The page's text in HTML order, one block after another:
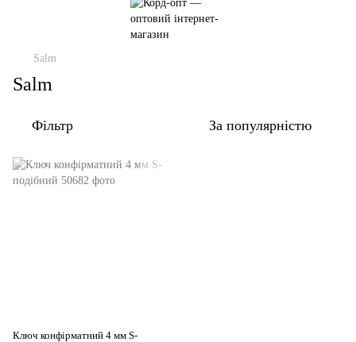
Salm
Salm
Фільтр За популярністю
Ключ конфірматний 4 мм S-